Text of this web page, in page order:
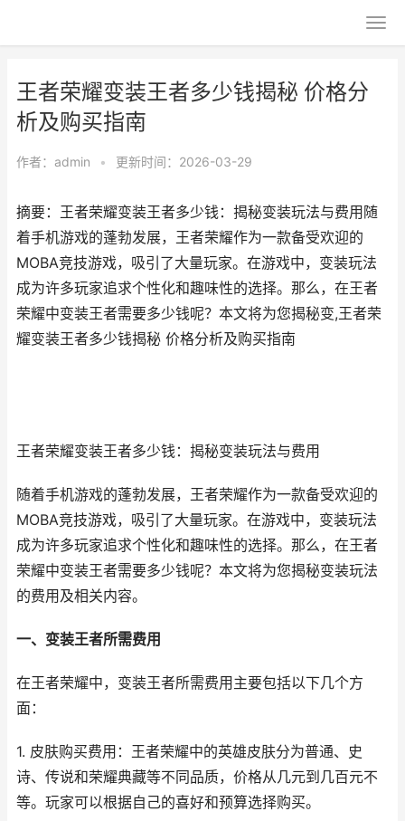
王者荣耀变装王者多少钱揭秘 价格分
析及购买指南
作者： admin • 更新时间：2026-03-29
摘要：王者荣耀变装王者多少钱：揭秘变装玩法与费用随
着手机游戏的蓬勃发展，王者荣耀作为一款备受欢迎的
MOBA竞技游戏，吸引了大量玩家。在游戏中，变装玩法
成为许多玩家追求个性化和趣味性的选择。那么，在王者
荣耀中变装王者需要多少钱呢？本文将为您揭秘变,王者荣
耀变装王者多少钱揭秘 价格分析及购买指南
王者荣耀变装王者多少钱：揭秘变装玩法与费用
随着手机游戏的蓬勃发展，王者荣耀作为一款备受欢迎的
MOBA竞技游戏，吸引了大量玩家。在游戏中，变装玩法
成为许多玩家追求个性化和趣味性的选择。那么，在王者
荣耀中变装王者需要多少钱呢？本文将为您揭秘变装玩法
的费用及相关内容。
一、变装王者所需费用
在王者荣耀中，变装王者所需费用主要包括以下几个方
面：
1. 皮肤购买费用：王者荣耀中的英雄皮肤分为普通、史
诗、传说和荣耀典藏等不同品质，价格从几元到几百元不
等。玩家可以根据自己的喜好和预算选择购买。